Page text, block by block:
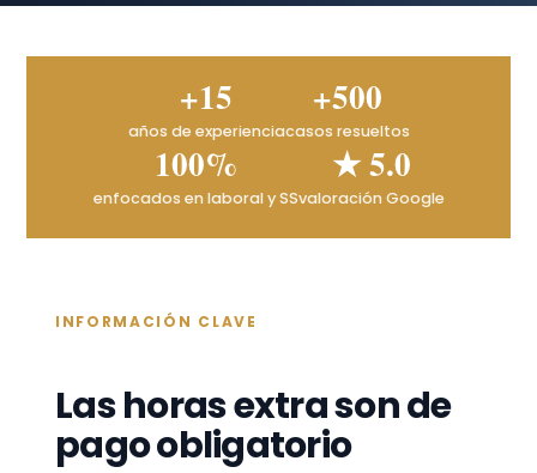
+15
años de experiencia
+500
casos resueltos
100%
enfocados en laboral y SS
★ 5.0
valoración Google
INFORMACIÓN CLAVE
Las horas extra son de
pago obligatorio